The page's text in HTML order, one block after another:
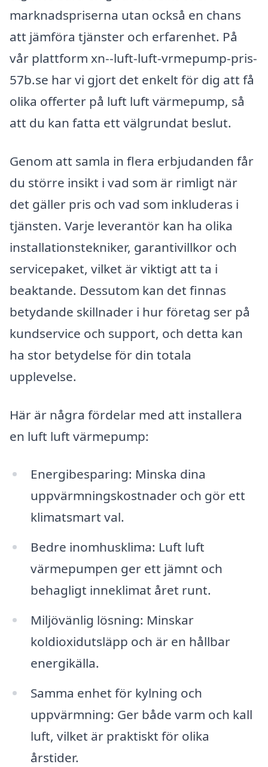
marknadspriserna utan också en chans
att jämföra tjänster och erfarenhet. På
vår plattform xn--luft-luft-vrmepump-pris-
57b.se har vi gjort det enkelt för dig att få
olika offerter på luft luft värmepump, så
att du kan fatta ett välgrundat beslut.
Genom att samla in flera erbjudanden får
du större insikt i vad som är rimligt när
det gäller pris och vad som inkluderas i
tjänsten. Varje leverantör kan ha olika
installationstekniker, garantivillkor och
servicepaket, vilket är viktigt att ta i
beaktande. Dessutom kan det finnas
betydande skillnader i hur företag ser på
kundservice och support, och detta kan
ha stor betydelse för din totala
upplevelse.
Här är några fördelar med att installera
en luft luft värmepump:
Energibesparing: Minska dina
uppvärmningskostnader och gör ett
klimatsmart val.
Bedre inomhusklima: Luft luft
värmepumpen ger ett jämnt och
behagligt inneklimat året runt.
Miljövänlig lösning: Minskar
koldioxidutsläpp och är en hållbar
energikälla.
Samma enhet för kylning och
uppvärmning: Ger både varm och kall
luft, vilket är praktiskt för olika
årstider.